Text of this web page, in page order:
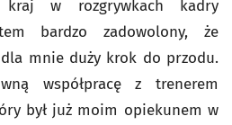
kraj w rozgrywkach kadry
bardzo zadowolony, że
mnie duży krok do przodu.
współpracę z trenerem
był już moim opiekunem w